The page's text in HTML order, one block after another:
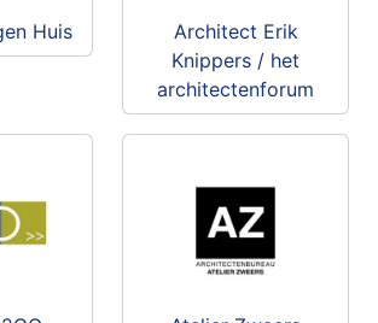
Huis
Architect Erik
Knippers / het
architectenforum